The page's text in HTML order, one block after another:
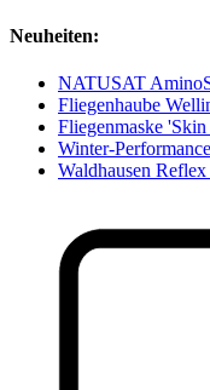
Neuheiten:
NATUSAT
Fliegenhaube
Fliegenmaske
Winter-
Waldhausen